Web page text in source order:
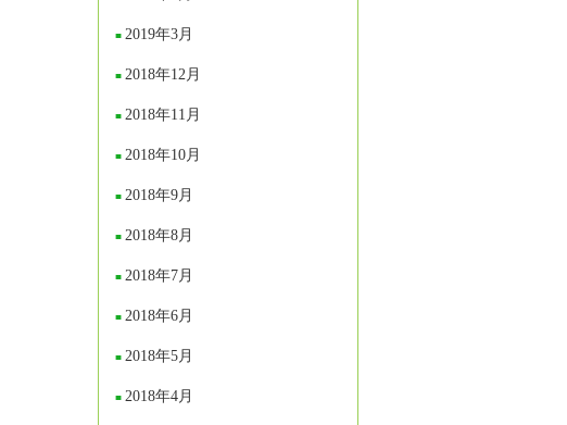
2019年3月
2018年12月
2018年11月
2018年10月
2018年9月
2018年8月
2018年7月
2018年6月
2018年5月
2018年4月